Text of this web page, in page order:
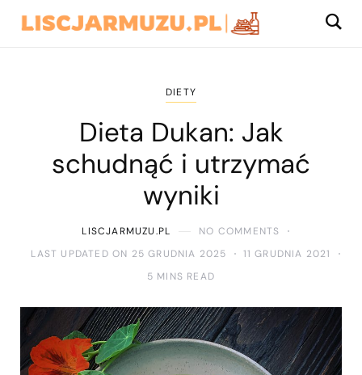
DIETY
Dieta Dukan: Jak
schudnąć i utrzymać
wyniki
LISCJARMUZU.PL
NO COMMENTS
LAST UPDATED ON 25 GRUDNIA 2025
11 GRUDNIA 2021
5 MINS READ